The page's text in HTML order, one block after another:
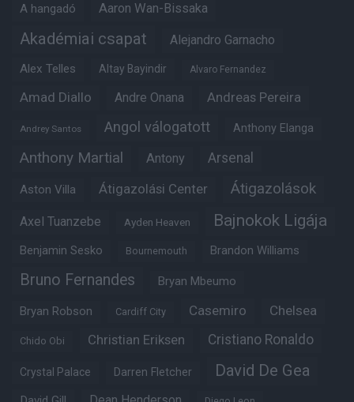
A hangadó Aaron Wan-Bissaka
Akadémiai csapat Alejandro Garnacho
Alex Telles Altay Bayindir Alvaro Fernandez
Amad Diallo Andre Onana Andreas Pereira
Andrey Santos Angol válogatott Anthony Elanga
Anthony Martial Antony Arsenal
Aston Villa Átigazolási Center Átigazolások
Axel Tuanzebe Ayden Heaven Bajnokok Ligája
Benjamin Sesko Bournemouth Brandon Williams
Bruno Fernandes Bryan Mbeumo
Bryan Robson Cardiff City Casemiro Chelsea
Chido Obi Christian Eriksen Cristiano Ronaldo
Crystal Palace Darren Fletcher David De Gea